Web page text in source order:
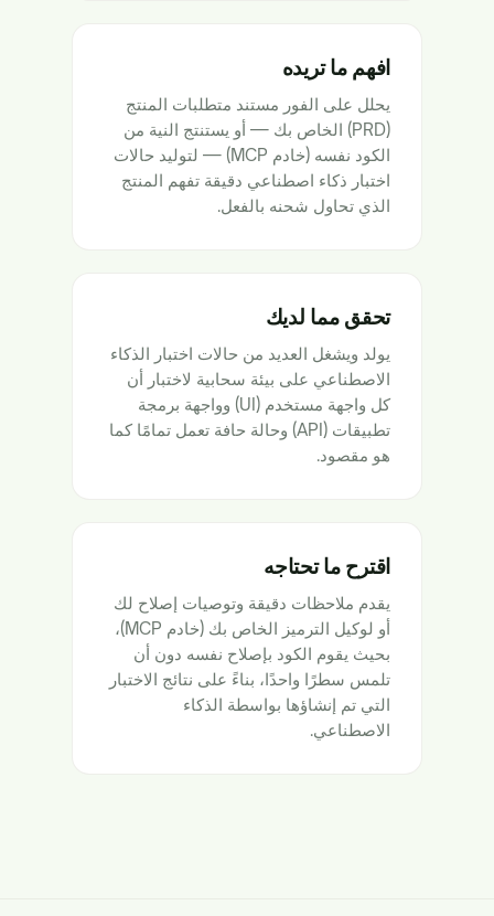
افهم ما تريده
يحلل على الفور مستند متطلبات المنتج
(PRD) الخاص بك — أو يستنتج النية من
الكود نفسه (خادم MCP) — لتوليد حالات
اختبار ذكاء اصطناعي دقيقة تفهم المنتج
الذي تحاول شحنه بالفعل.
تحقق مما لديك
يولد ويشغل العديد من حالات اختبار الذكاء
الاصطناعي على بيئة سحابية لاختبار أن
كل واجهة مستخدم (UI) وواجهة برمجة
تطبيقات (API) وحالة حافة تعمل تمامًا كما
هو مقصود.
اقترح ما تحتاجه
يقدم ملاحظات دقيقة وتوصيات إصلاح لك
أو لوكيل الترميز الخاص بك (خادم MCP)،
بحيث يقوم الكود بإصلاح نفسه دون أن
تلمس سطرًا واحدًا، بناءً على نتائج الاختبار
التي تم إنشاؤها بواسطة الذكاء
الاصطناعي.